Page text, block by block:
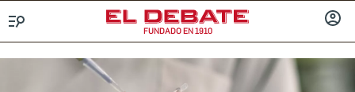
FUNDADO EN 1910